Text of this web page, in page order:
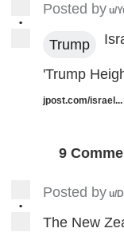
•
Posted by u/
Trump
'Trump
jpost.com/israel...
9
•
Posted by u/
The New